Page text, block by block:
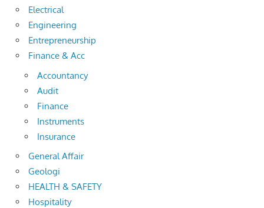
Electrical
Engineering
Entrepreneurship
Finance & Acc
Accountancy
Audit
Finance
Instruments
Insurance
General Affair
Geologi
HEALTH & SAFETY
Hospitality